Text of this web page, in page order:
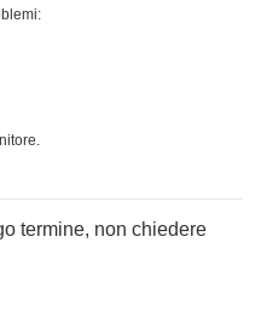
termine, non chiedere